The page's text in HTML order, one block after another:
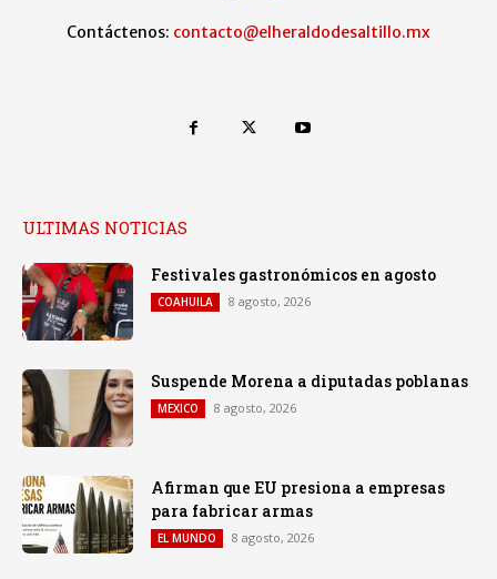
Contáctenos: contacto@elheraldodesaltillo.mx
ULTIMAS NOTICIAS
Festivales gastronómicos en agosto
COAHUILA 8 agosto, 2026
Suspende Morena a diputadas poblanas
MEXICO 8 agosto, 2026
Afirman que EU presiona a empresas
para fabricar armas
EL MUNDO 8 agosto, 2026